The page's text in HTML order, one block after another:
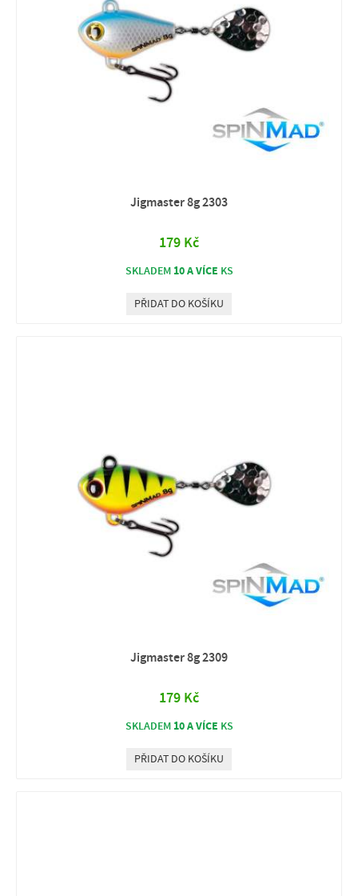
Jigmaster 8g 2303
179 Kč
SKLADEM 10 A VÍCE KS
PŘIDAT DO KOŠÍKU
Jigmaster 8g 2309
179 Kč
SKLADEM 10 A VÍCE KS
PŘIDAT DO KOŠÍKU